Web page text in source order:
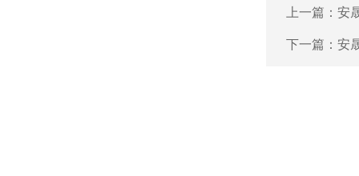
上一篇： 安
下一篇： 安